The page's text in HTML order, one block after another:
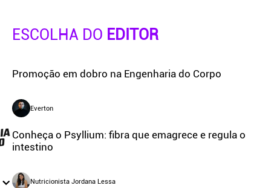
ESCOLHA DO EDITOR
Promoção em dobro na Engenharia do Corpo
Everton
Conheça o Psyllium: fibra que emagrece e regula o
intestino
Nutricionista Jordana Lessa